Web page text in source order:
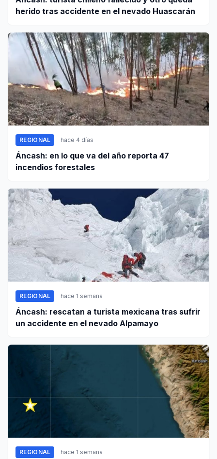
herido tras accidente en el nevado Huascarán
REGIONAL hace 4 días
Áncash: en lo que va del año reporta 47
incendios forestales
REGIONAL hace 1 semana
Áncash: rescatan a turista mexicana tras sufrir
un accidente en el nevado Alpamayo
REGIONAL hace 1 semana